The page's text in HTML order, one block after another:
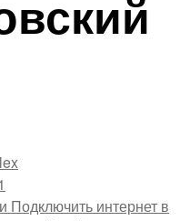
Подключить интернет в